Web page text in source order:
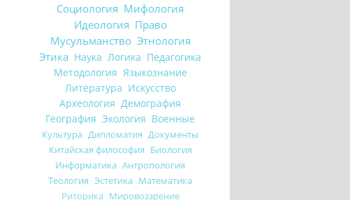
Социология Мифология
Идеология Право
Мусульманство Этнология
Этика Наука Логика Педагогика
Методология Языкознание
Литература Искусство
Археология Демография
География Экология Военные
Культура Дипломатия Документы
Китайская философия Биология
Информатика Антропология
Теология Эстетика Математика
Риторика Мировоззрение